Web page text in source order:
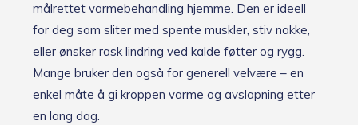
målrettet varmebehandling hjemme. Den er ideell
for deg som sliter med spente muskler, stiv nakke,
eller ønsker rask lindring ved kalde føtter og rygg.
Mange bruker den også for generell velvære – en
enkel måte å gi kroppen varme og avslapning etter
en lang dag.